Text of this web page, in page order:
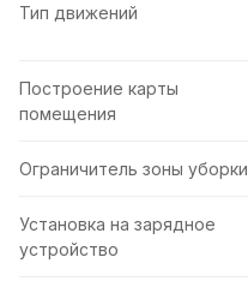
Тип движений
Построение карты
помещения
Ограничитель зоны уборки
Установка на зарядное
устройство